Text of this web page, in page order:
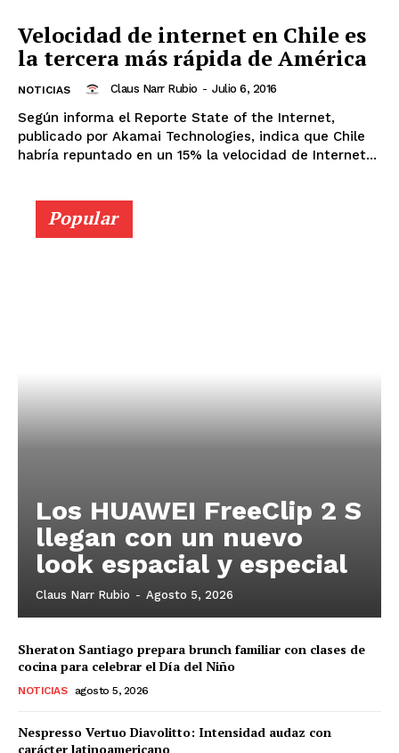
Velocidad de internet en Chile es
la tercera más rápida de América
NOTICIAS Claus Narr Rubio - Julio 6, 2016
Según informa el Reporte State of the Internet,
publicado por Akamai Technologies, indica que Chile
habría repuntado en un 15% la velocidad de Internet...
Popular
Los HUAWEI FreeClip 2 S
llegan con un nuevo
look espacial y especial
Claus Narr Rubio - Agosto 5, 2026
Sheraton Santiago prepara brunch familiar con clases de
cocina para celebrar el Día del Niño
NOTICIAS agosto 5, 2026
Nespresso Vertuo Diavolitto: Intensidad audaz con
carácter latinoamericano